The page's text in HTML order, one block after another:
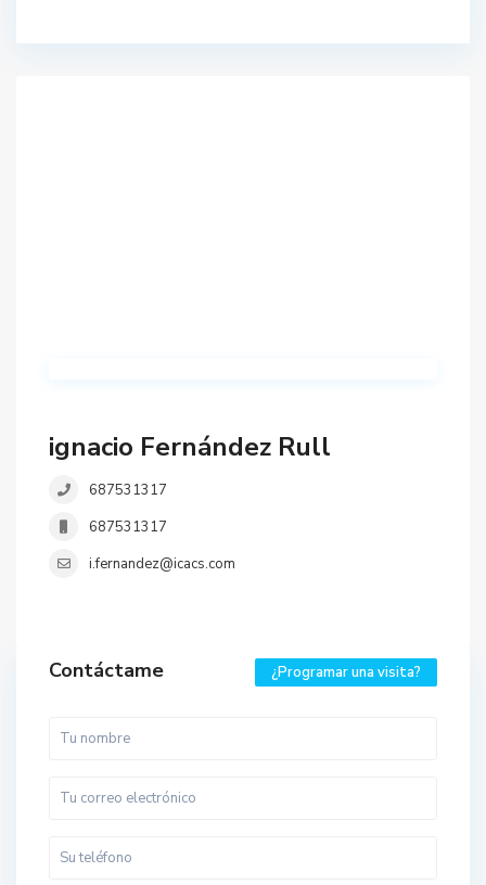
ignacio Fernández Rull
687531317
687531317
i.fernandez@icacs.com
Contáctame ¿Programar una visita?